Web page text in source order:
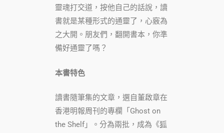
靈魂打交道，按他自己的話說，讀
書就是某種形式的通靈了，心竅為
之大開。朋友們，翻開書本，你準
備好通靈了嗎？
本書特色
讀書隨筆集的文章，選自董啟章在
香港明報周刊的專欄「Ghost on
the Shelf」。分為兩批，成為《狐